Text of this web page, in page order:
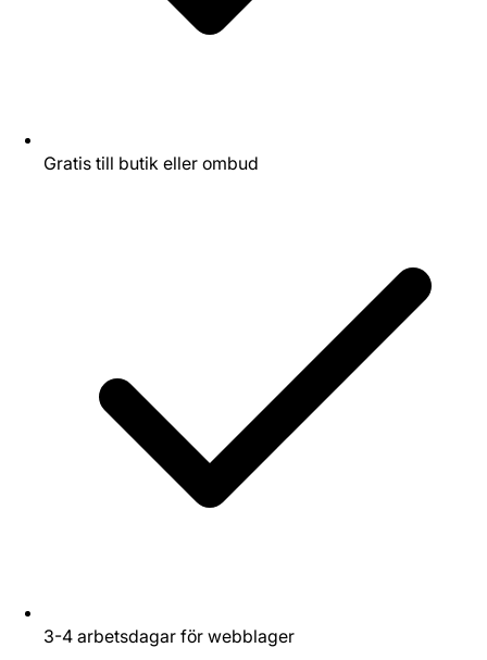
Gratis till butik eller ombud
3-4 arbetsdagar för webblager